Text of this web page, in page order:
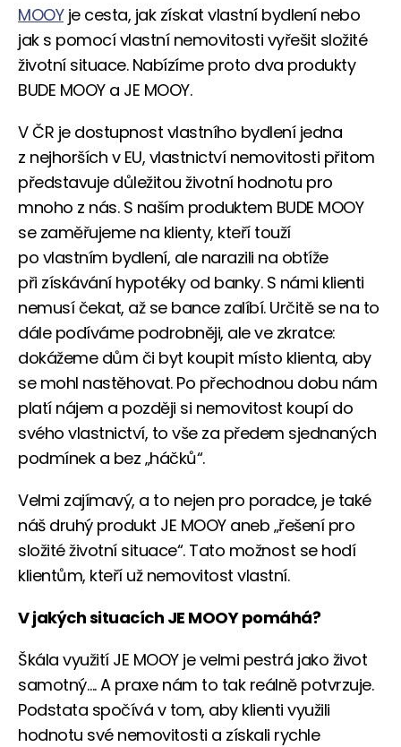
MOOYje cesta, jak získat vlastní bydlení nebo
jak s pomocí vlastní nemovitosti vyřešit složité
životní situace. Nabízíme proto dva produkty
BUDE MOOY a JE MOOY.
V ČR je dostupnost vlastního bydlení jedna
z nejhorších v EU, vlastnictví nemovitosti přitom
představuje důležitou životní hodnotu pro
mnoho z nás. S naším produktem BUDE MOOY
se zaměřujeme na klienty, kteří touží
po vlastním bydlení, ale narazili na obtíže
při získávání hypotéky od banky. S námi klienti
nemusí čekat, až se bance zalíbí. Určitě se na to
dále podíváme podrobněji, ale ve zkratce:
dokážeme dům či byt koupit místo klienta, aby
se mohl nastěhovat. Po přechodnou dobu nám
platí nájem a později si nemovitost koupí do
svého vlastnictví, to vše za předem sjednaných
podmínek a bez „háčků“.
Velmi zajímavý, a to nejen pro poradce, je také
náš druhý produkt JE MOOY aneb „řešení pro
složité životní situace“. Tato možnost se hodí
klientům, kteří už nemovitost vlastní.
V jakých situacích JE MOOY pomáhá?
Škála využití JE MOOY je velmi pestrá jako život
samotný…. A praxe nám to tak reálně potvrzuje.
Podstata spočívá v tom, aby klienti využili
hodnotu své nemovitosti a získali rychle